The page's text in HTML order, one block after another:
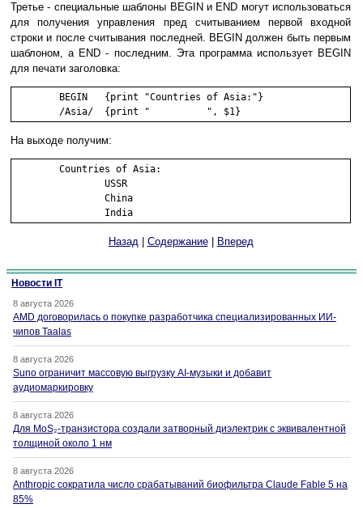
Третье - специальные шаблоны BEGIN и END могут использоваться
для получения управления пред считыванием первой входной
строки и после считывания последней. BEGIN должен быть первым
шаблоном, а END - последним. Эта программа использует BEGIN
для печати заголовка:
        BEGIN   {print "Countries of Asia:"}
        /Asia/  {print "          ", $1}
На выходе получим:
                USSR
                China
                India
Назад| Содержание| Вперед
Новости IT
8 августа 2026
AMD договорилась о покупке разработчика специализированных ИИ-
чипов Taalas
8 августа 2026
Suno ограничит массовую выгрузку AI-музыки и добавит
аудиомаркировку
8 августа 2026
Для MoS₂-транзистора создали затворный диэлектрик с эквивалентной
толщиной около 1 нм
8 августа 2026
Anthropic сократила число срабатываний биофильтра Claude Fable 5 на
85%